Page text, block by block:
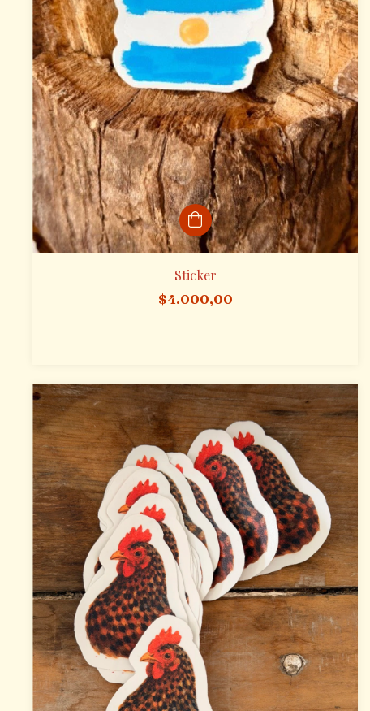
Sticker
$4.000,00